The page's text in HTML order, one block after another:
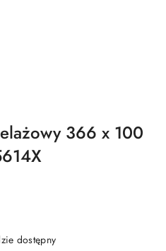
366 x 100
dostępny